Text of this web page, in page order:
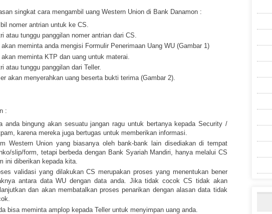
singkat cara mengambil uang Western Union di Bank Danamon :
nomer antrian untuk ke CS.
atau tunggu panggilan nomer antrian dari CS.
akan meminta anda mengisi Formulir Penerimaan Uang WU (Gambar 1)
meminta KTP dan uang untuk materai.
atau tunggu panggilan dari Teller.
akan menyerahkan uang beserta bukti terima (Gambar 2).
:
anda bingung akan sesuatu jangan ragu untuk bertanya kepada Security /
karena mereka juga bertugas untuk memberikan informasi.
Western Union yang biasanya oleh bank-bank lain disediakan di tempat
slip/form, tetapi berbeda dengan Bank Syariah Mandiri, hanya melalui CS
ini diberikan kepada kita.
validasi yang dilakukan CS merupakan proses yang menentukan bener
antara data WU dengan data anda. Jika tidak cocok CS tidak akan
dan akan membatalkan proses penarikan dengan alasan data tidak
bisa meminta amplop kepada Teller untuk menyimpan uang anda.